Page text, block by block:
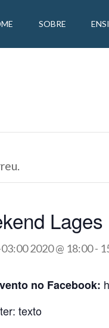
SOBRE
Lages
2020 @ 18:00-
no Facebook: